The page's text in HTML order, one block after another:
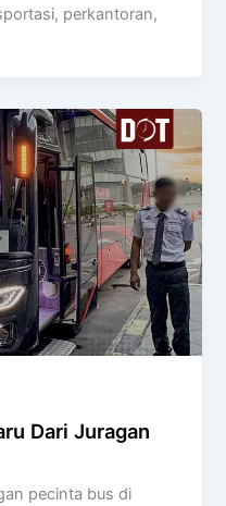
perkantoran,
Dari Juragan
pecinta bus di